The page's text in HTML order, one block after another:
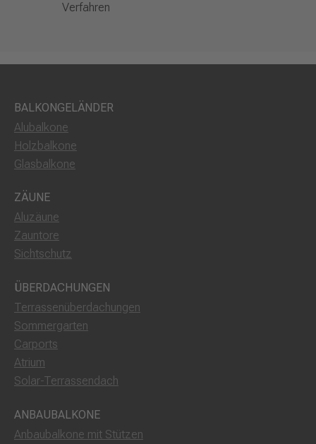
Verfahren
BALKONGELÄNDER
Alubalkone
Holzbalkone
Glasbalkone
ZÄUNE
Aluzäune
Zauntore
Sichtschutz
ÜBERDACHUNGEN
Terrassenüberdachungen
Sommergarten
Carports
Atrium
Solar-Terrassendach
ANBAUBALKONE
Anbaubalkone mit Stützen